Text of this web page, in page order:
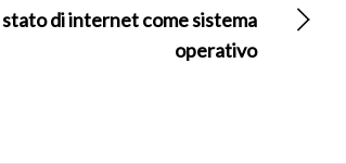
stato di internet come sistema
operativo